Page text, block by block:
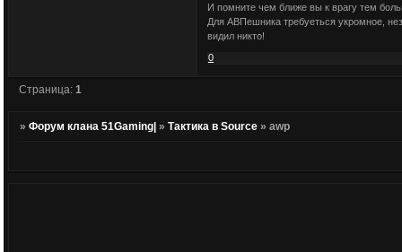
И помните чем ближе вы к врагу тем
Для АВПешника требуеться укромное,
видил никто!
0
Страница: 1
»Форум клана 51Gaming| »Тактика в Source »awp